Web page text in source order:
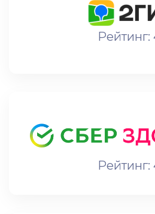
Рейтинг:
Рейтинг: